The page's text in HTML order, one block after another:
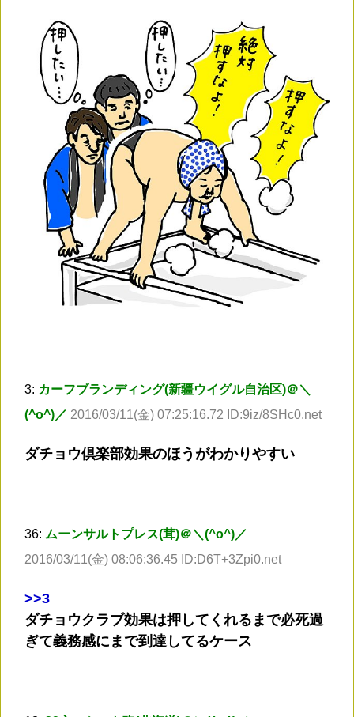
3: カーフブランディング(新疆ウイグル自治区)＠＼
(^o^)／ 2016/03/11(金) 07:25:16.72 ID:9iz/8SHc0.net
ダチョウ倶楽部効果のほうがわかりやすい
36: ムーンサルトプレス(茸)＠＼(^o^)／
2016/03/11(金) 08:06:36.45 ID:D6T+3Zpi0.net
>>3
ダチョウクラブ効果は押してくれるまで必死過
ぎて義務感にまで到達してるケース